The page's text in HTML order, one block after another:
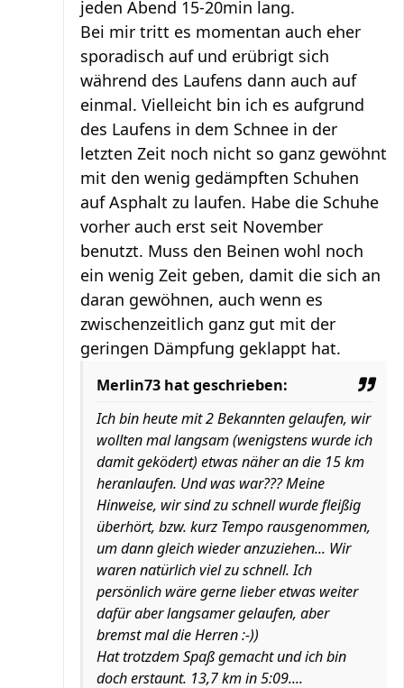
jeden Abend 15-20min lang.
Bei mir tritt es momentan auch eher
sporadisch auf und erübrigt sich
während des Laufens dann auch auf
einmal. Vielleicht bin ich es aufgrund
des Laufens in dem Schnee in der
letzten Zeit noch nicht so ganz gewöhnt
mit den wenig gedämpften Schuhen
auf Asphalt zu laufen. Habe die Schuhe
vorher auch erst seit November
benutzt. Muss den Beinen wohl noch
ein wenig Zeit geben, damit die sich an
daran gewöhnen, auch wenn es
zwischenzeitlich ganz gut mit der
geringen Dämpfung geklappt hat.
Merlin73 hat geschrieben:
Ich bin heute mit 2 Bekannten gelaufen, wir
wollten mal langsam (wenigstens wurde ich
damit geködert) etwas näher an die 15 km
heranlaufen. Und was war??? Meine
Hinweise, wir sind zu schnell wurde fleißig
überhört, bzw. kurz Tempo rausgenommen,
um dann gleich wieder anzuziehen... Wir
waren natürlich viel zu schnell. Ich
persönlich wäre gerne lieber etwas weiter
dafür aber langsamer gelaufen, aber
bremst mal die Herren :-))
Hat trotzdem Spaß gemacht und ich bin
doch erstaunt. 13,7 km in 5:09....